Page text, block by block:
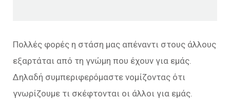
Πολλές φορές η στάση μας απέναντι στους άλλους
εξαρτάται από τη γνώμη που έχουν για εμάς.
Δηλαδή συμπεριφερόμαστε νομίζοντας ότι
γνωρίζουμε τι σκέφτονται οι άλλοι για εμάς.